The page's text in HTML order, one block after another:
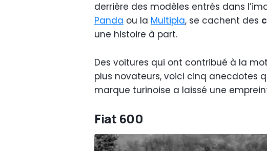
derrière des modèles entrés dans
Panda ou la Multipla, se cachent des
une histoire à part.
Des voitures qui ont contribué à la
plus novateurs, voici cinq anecdotes
marque turinoise a laissé une
Fiat 600